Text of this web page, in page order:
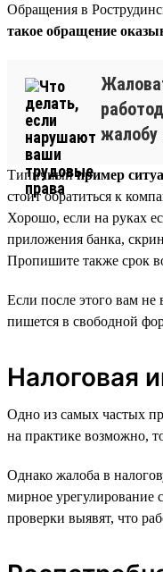
Обращения в
такое обращение
жалобу
Типичныйпример
стоит обратиться к
Хорошо, если на руках
приложения банка,
Пропишите также срок
Если после этого вам не
пишется в свободной
Налоговая
Одно из самых частых
на практике возможно,
Однако жалоба в
мирное урегулирование
проверки выявят, что